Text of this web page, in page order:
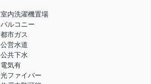
室内洗濯機置場
バルコニー
都市ガス
公営水道
公共下水
電気有
光ファイバー